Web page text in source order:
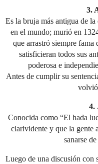
3.
Es la bruja más antigua de
en el mundo; murió en
que arrastró siempre fama
satisficieran todos sus
poderosa e
Antes de cumplir su
volvió
4.
Conocida como “El hada
clarividente y que la gente
sanarse
Luego de una discusión con